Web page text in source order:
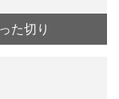
た切り